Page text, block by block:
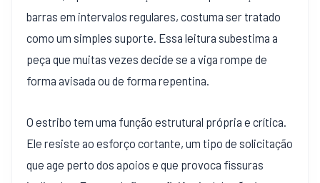
barras em intervalos regulares, costuma ser tratado
como um simples suporte. Essa leitura subestima a
peça que muitas vezes decide se a viga rompe de
forma avisada ou de forma repentina.
O estribo tem uma função estrutural própria e crítica.
Ele resiste ao esforço cortante, um tipo de solicitação
que age perto dos apoios e que provoca fissuras